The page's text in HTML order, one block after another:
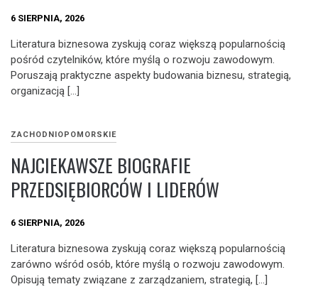
6 SIERPNIA, 2026
Literatura biznesowa zyskują coraz większą popularnością
pośród czytelników, które myślą o rozwoju zawodowym.
Poruszają praktyczne aspekty budowania biznesu, strategią,
organizacją […]
ZACHODNIOPOMORSKIE
NAJCIEKAWSZE BIOGRAFIE
PRZEDSIĘBIORCÓW I LIDERÓW
6 SIERPNIA, 2026
Literatura biznesowa zyskują coraz większą popularnością
zarówno wśród osób, które myślą o rozwoju zawodowym.
Opisują tematy związane z zarządzaniem, strategią, […]